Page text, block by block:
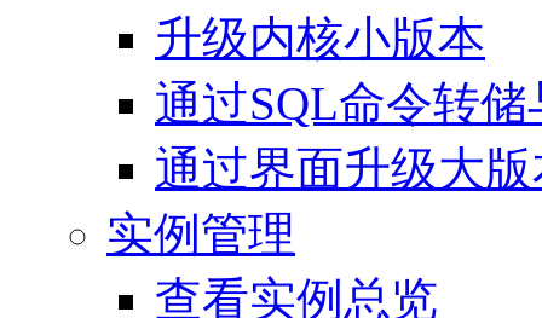
升级内核小版本
通过SQL命令转
通过界面升级大
实例管理
查看实例总览